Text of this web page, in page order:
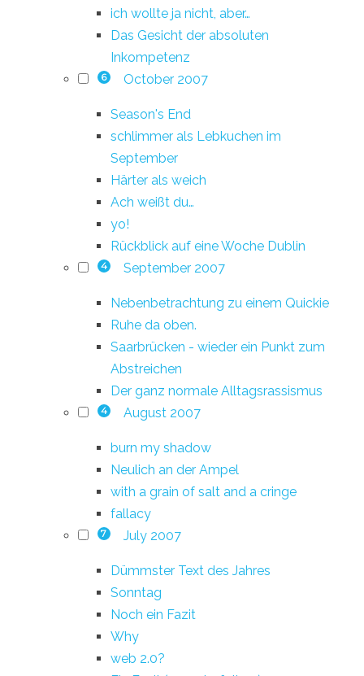
ich wollte ja nicht, aber…
Das Gesicht der absoluten
Inkompetenz
6 October 2007
Season's End
schlimmer als Lebkuchen im
September
Härter als weich
Ach weißt du…
yo!
Rückblick auf eine Woche Dublin
4 September 2007
Nebenbetrachtung zu einem Quickie
Ruhe da oben.
Saarbrücken - wieder ein Punkt zum
Abstreichen
Der ganz normale Alltagsrassismus
4 August 2007
burn my shadow
Neulich an der Ampel
with a grain of salt and a cringe
fallacy
7 July 2007
Dümmster Text des Jahres
Sonntag
Noch ein Fazit
Why
web 2.0?